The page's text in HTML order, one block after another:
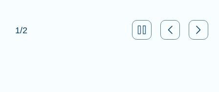
1/2